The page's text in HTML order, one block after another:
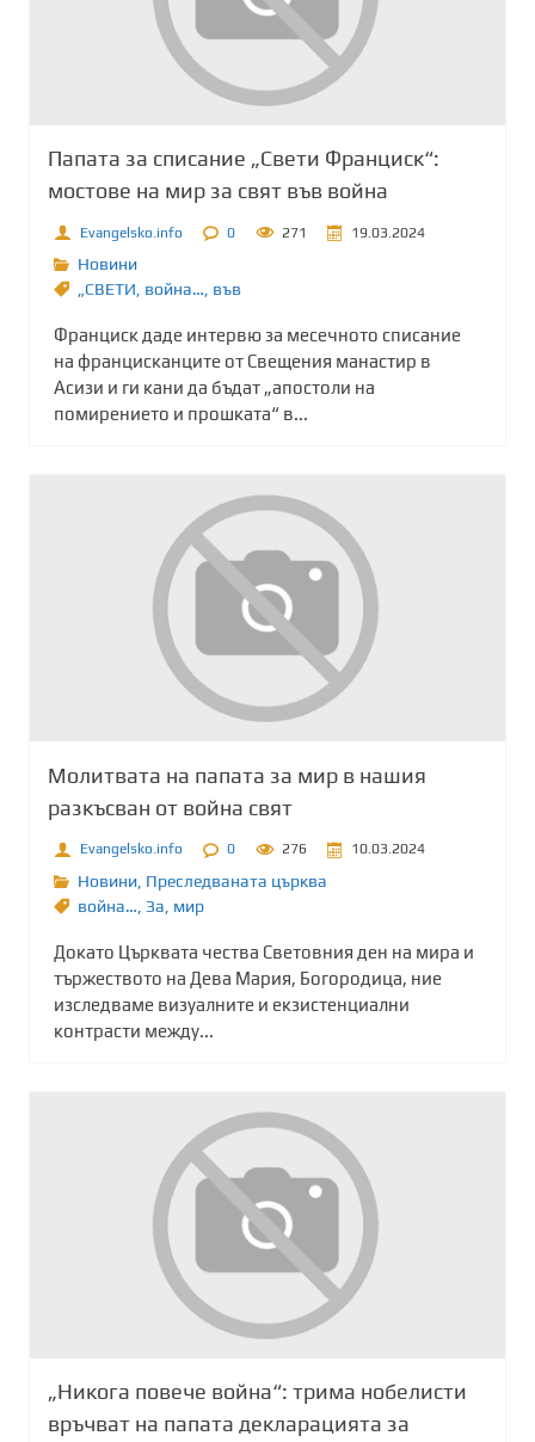
Папата за списание „Свети Франциск“:
мостове на мир за свят във война
Evangelsko.info 0 271 19.03.2024
Новини
„СВЕТИ, война…, във
Франциск даде интервю за месечното списание
на францисканците от Свещения манастир в
Асизи и ги кани да бъдат „апостоли на
помирението и прошката“ в...
Молитвата на папата за мир в нашия
разкъсван от война свят
Evangelsko.info 0 276 10.03.2024
Новини Преследваната църква
война… Зa мир
Докато Църквата чества Световния ден на мира и
тържеството на Дева Мария, Богородица, ние
изследваме визуалните и екзистенциални
контрасти между...
„Никога повече война“: трима нобелисти
връчват на папата декларацията за